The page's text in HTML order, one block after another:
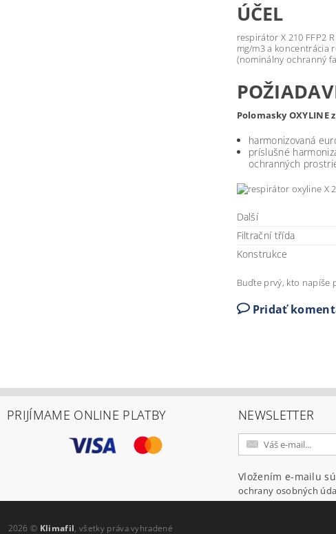
ÚČEL
respirátor X 210 FFP2
mg/m3 a koncentrácia
(nominálny ochranný
Polomasky
harmonizovaná
príslušné
ochranných
Další
Filtrační třída
Konstrukce
Buďte prvý, kto napíše
Pridať
PRIJÍMAME ONLINE PLATBY NEWSLETTER
Vložením e-mailu
ochrany osobných
2026 © Klimafil, všetky práva vyhradené